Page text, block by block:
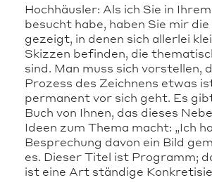
Hochhäusler: Als ich Sie in
besucht habe, haben Sie mir
gezeigt, in denen sich allerlei
Skizzen befinden, die
sind. Man muss sich vorstellen,
Prozess des Zeichnens etwas
permanent vor sich geht. Es
Buch von Ihnen, das dieses
Ideen zum Thema macht: „Ich
Besprechung davon ein Bild
es. Dieser Titel ist Programm;
ist eine Art ständige